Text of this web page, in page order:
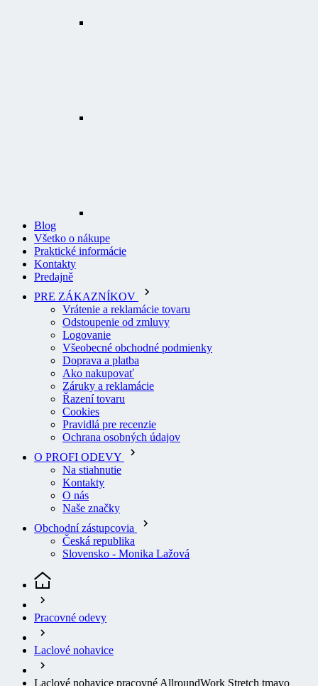
Všetko o nákupe
Praktické informácie
Kontakty
Predajně
PRE ZÁKAZNÍKOV
Vrátenie a reklamácie tovaru
Odstoupenie od zmluvy
Logovanie
Všeobecné obchodné podmienky
Doprava a platba
Ako nakupovať
Záruky a reklamácie
Řazení tovaru
Cookies
Pravidlá pre recenzie
Ochrana osobných údajov
O PROFI ODEVY
Na stiahnutie
Kontakty
O nás
Naše značky
Obchodní zástupcovia
Česká republika
Slovensko - Monika Lažová
Pracovné odevy
Laclové nohavice
Laclové nohavice pracovné AllroundWork Stretch tmavo
modré vel. 52(aktuálna stránka)